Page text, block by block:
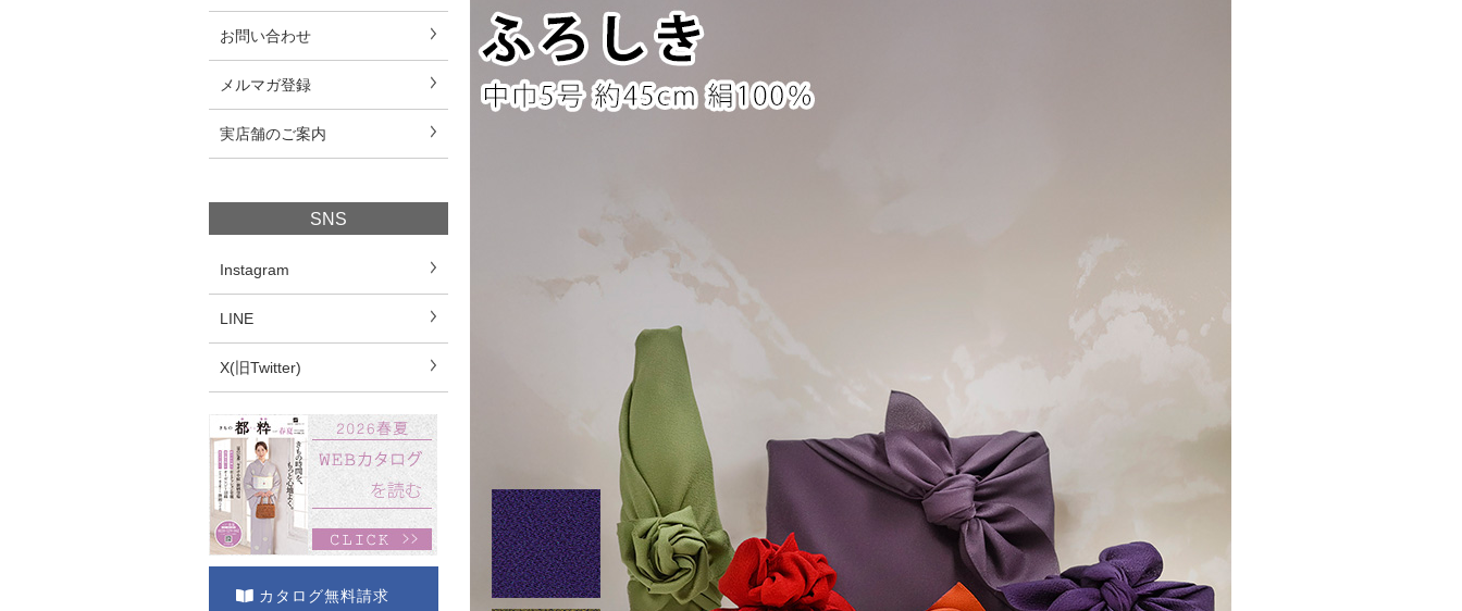
お問い合わせ
メルマガ登録
実店舗のご案内
SNS
Instagram
LINE
X(旧Twitter)
カタログ無料請求